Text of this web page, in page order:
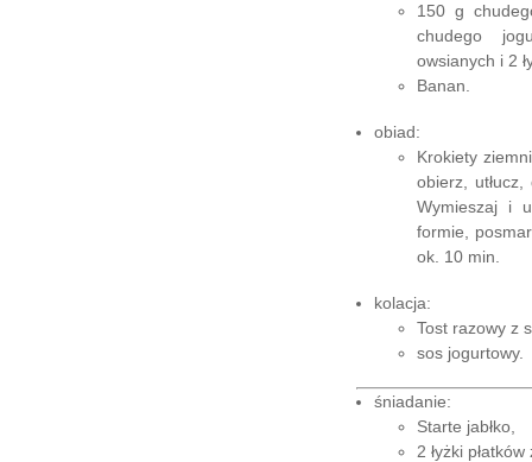
150 g
chudego
owsianych i 2
Banan.
obiad:
Krokiety
obierz,
Wymieszaj i
formie,
ok. 10 min.
kolacja:
Tost razowy z
sos jogurtowy.
śniadanie:
Starte jabłko,
2 łyżki